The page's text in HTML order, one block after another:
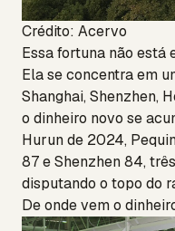
Crédito: Acervo
Essa fortuna não está
Ela se concentra em
Shanghai, Shenzhen,
o dinheiro novo se
Hurun de 2024,
87 e Shenzhen 84,
disputando o topo do
De onde vem o